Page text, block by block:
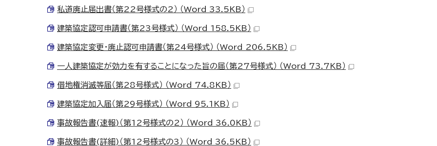
私道廃止届出書（第22号様式の2） （Word 33.5KB）
建築協定認可申請書（第23号様式） （Word 158.5KB）
建築協定変更・廃止認可申請書（第24号様式） （Word 206.5KB）
一人建築協定が効力を有することになった旨の届（第27号様式） （Word 73.7KB）
借地権消滅等届（第28号様式） （Word 74.8KB）
建築協定加入届（第29号様式） （Word 95.1KB）
事故報告書(速報)（第12号様式の2） （Word 36.0KB）
事故報告書(詳細)（第12号様式の3） （Word 36.5KB）